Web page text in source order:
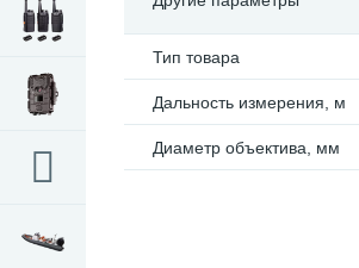
Тип товара
Дальность измерения, м
Диаметр объектива, мм